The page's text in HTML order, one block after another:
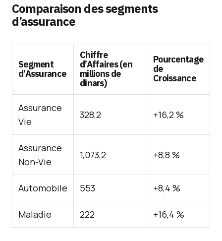
Comparaison des segments
d’assurance
Segment
d’Assurance
Chiffre
d’Affaires (en
millions de
dinars)
Pourcentage
de
Croissance
Assurance
Vie
328,2 +16,2 %
Assurance
Non-Vie
1,073,2 +8,8 %
Automobile 553 +8,4 %
Maladie 222 +16,4 %